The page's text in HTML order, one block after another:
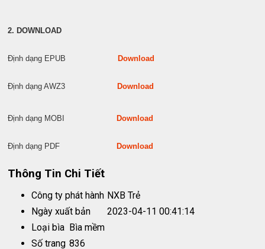
2. DOWNLOAD
Định dạng EPUBDownload
Định dạng AWZ3Download
Định dạng MOBIDownload
Định dạng PDFDownload
Thông Tin Chi Tiết
Công ty phát hành NXB Trẻ
Ngày xuất bản
2023-04-11 00:41:14
Loại bìa Bìa mềm
Số trang 836